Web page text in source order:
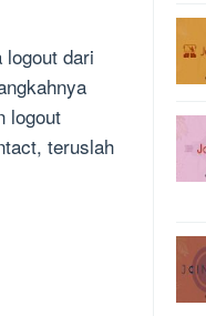
dari
logout
teruslah